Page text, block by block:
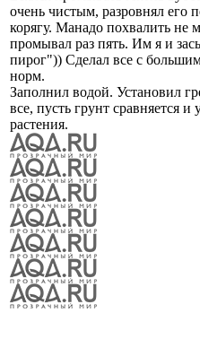
очень чистым, разровнял его
корягу. Манадо похвалить не
промывал раз пять. Им я и
пирог")) Сделал все с
норм.
Заполнил водой. Установил
все, пусть грунт сравняется и
растения.